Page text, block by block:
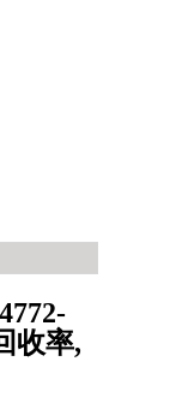
收率,